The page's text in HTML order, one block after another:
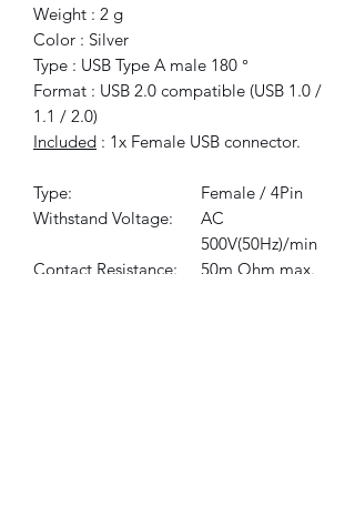
Weight : 2 g
Color : Silver
Type : USB Type A male 180 °
Format : USB 2.0 compatible (USB 1.0 /
1.1 / 2.0)
Included : 1x Female USB connector.
Type:
Female / 4Pin
Withstand Voltage:
AC
500V(50Hz)/min
Contact Resistance:
50m Ohm max.